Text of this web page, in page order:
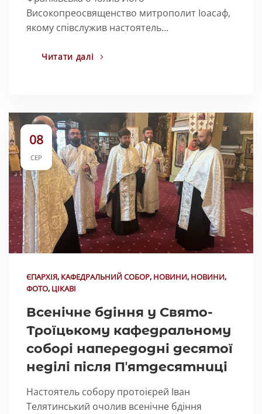
Високопреосвященство митрополит Іоасаф,
якому співслужив настоятель…
Читати далі
08
СЕР
ЄПАРХІЯ, КАФЕДРАЛЬНИЙ СОБОР, НОВИНИ, НОВИНИ,
ФОТО, ЦІКАВІ
Всенічне бдіння у Свято-
Троїцькому кафедральному
соборі напередодні десятої
неділі після Пʼятдесятниці
Настоятель собору протоієрей Іван
Телятинський очолив всенічне бдіння